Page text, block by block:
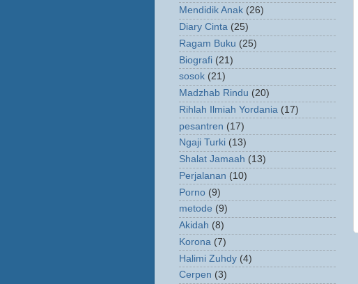
Mendidik Anak (26)
Diary Cinta (25)
Ragam Buku (25)
Biografi (21)
sosok (21)
Madzhab Rindu (20)
Rihlah Ilmiah Yordania (17)
pesantren (17)
Ngaji Turki (13)
Shalat Jamaah (13)
Perjalanan (10)
Porno (9)
metode (9)
Akidah (8)
Korona (7)
Halimi Zuhdy (4)
Cerpen (3)